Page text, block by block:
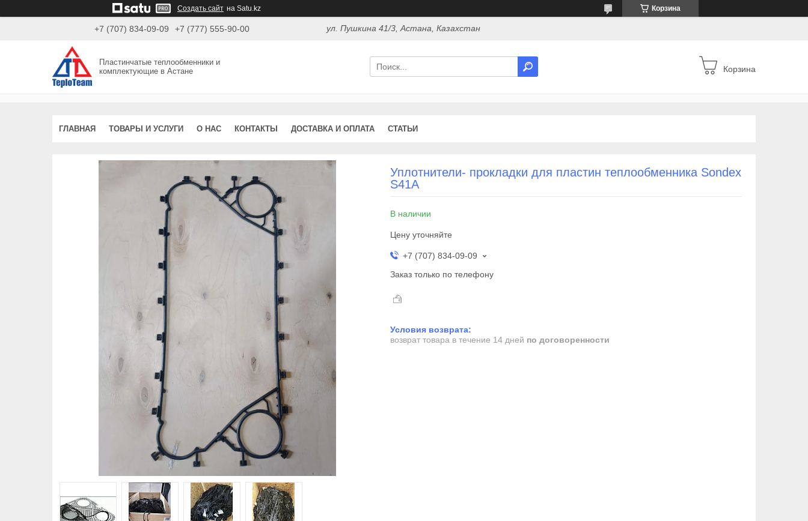
Создать сайт на Satu.kz Корзина
+7 (707) 834-09-09 +7 (777) 555-90-00 ул. Пушкина 41/3, Астана, Казахстан
Пластинчатые теплообменники и
комплектующие в Астане
Корзина
ГЛАВНАЯ ТОВАРЫ И УСЛУГИ О НАС КОНТАКТЫ ДОСТАВКА И ОПЛАТА СТАТЬИ
Уплотнители- прокладки для пластин теплообменника Sondex
S41A
В наличии
Цену уточняйте
+7 (707) 834-09-09
Заказ только по телефону
возврат товара в течение 14 дней по договоренности